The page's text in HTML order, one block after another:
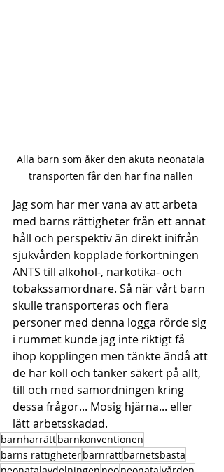
Alla barn som åker den akuta neonatala
transporten får den här fina nallen
Jag som har mer vana av att arbeta
med barns rättigheter från ett annat
håll och perspektiv än direkt inifrån
sjukvården kopplade förkortningen
ANTS till alkohol-, narkotika- och
tobakssamordnare. Så när vårt barn
skulle transporteras och flera
personer med denna logga rörde sig
i rummet kunde jag inte riktigt få
ihop kopplingen men tänkte ändå att
de har koll och tänker säkert på allt,
till och med samordningen kring
dessa frågor... Mosig hjärna... eller
lätt arbetsskadad.
barnharrättbarnkonventionen
barns rättigheterbarnrättbarnetsbästa